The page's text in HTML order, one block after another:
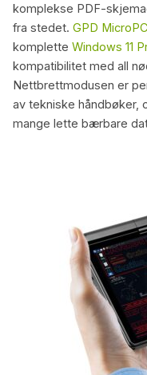
komplekse PDF-
fra stedet. GPD
komplette Windows 11
kompatibilitet med all
Nettbrettmodusen er
av tekniske håndbøker,
mange lette bærbare